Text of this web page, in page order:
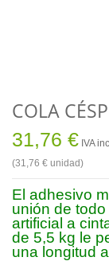
COLA
31,76 € IVA
(31,76 € unidad)
El adhesivo
unión de
artificial a
de 5,5 kg le
una longitud